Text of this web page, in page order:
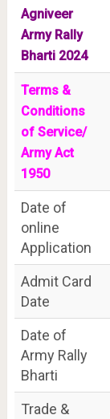
Agniveer
Army Rally
Bharti 2024
Terms &
Conditions
of Service/
Army Act
1950
Date of
online
Application
Admit Card
Date
Date of
Army Rally
Bharti
Trade &